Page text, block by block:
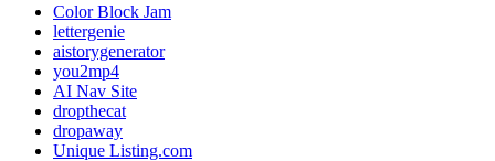
Color Block Jam
lettergenie
aistorygenerator
you2mp4
AI Nav Site
dropthecat
dropaway
Unique Listing.com